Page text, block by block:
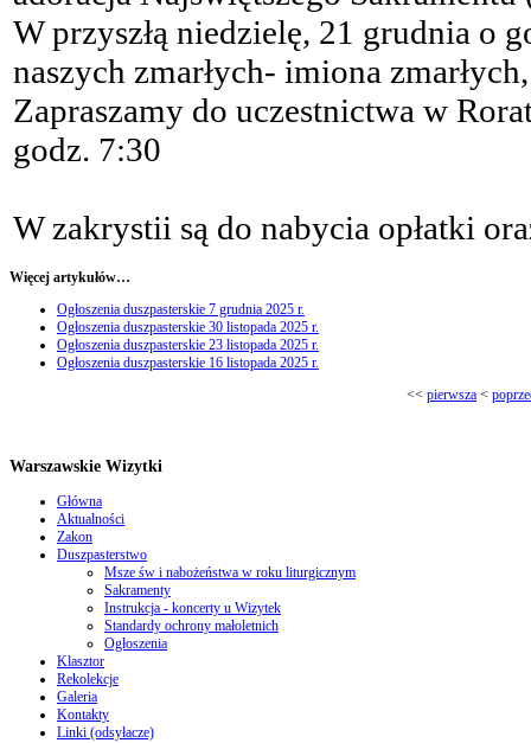
W przyszłą niedzielę, 21 grudnia o
naszych zmarłych- imiona
Zapraszamy do uczestnictwa w
godz. 7:30
W zakrystii są do nabycia opłatki
Więcej artykułów…
Ogłoszenia duszpasterskie 7 grudnia 2025 r.
Ogłoszenia duszpasterskie 30 listopada 2025 r.
Ogłoszenia duszpasterskie 23 listopada 2025 r.
Ogłoszenia duszpasterskie 16 listopada 2025 r.
<< pierwsza <
Warszawskie Wizytki
Główna
Aktualności
Zakon
Duszpasterstwo
Msze św i nabożeństwa w roku liturgicznym
Sakramenty
Instrukcja - koncerty u Wizytek
Standardy ochrony małoletnich
Ogłoszenia
Klasztor
Rekolekcje
Galeria
Kontakty
Linki (odsyłacze)